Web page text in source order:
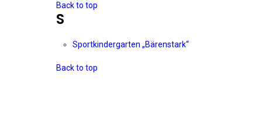
Back to top
S
Sportkindergarten „Bärenstark“
Back to top